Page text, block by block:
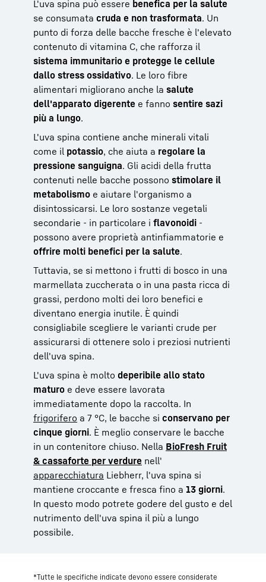
L'uva spina può essere benefica per la salute
se consumata cruda e non trasformata. Un
punto di forza delle bacche fresche è l'elevato
contenuto di vitamina C, che rafforza il
sistema immunitario e protegge le cellule
dallo stress ossidativo. Le loro fibre
alimentari migliorano anche la salute
dell'apparato digerente e fanno sentire sazi
più a lungo.
L'uva spina contiene anche minerali vitali
come il potassio, che aiuta a regolare la
pressione sanguigna. Gli acidi della frutta
contenuti nelle bacche possono stimolare il
metabolismo e aiutare l'organismo a
disintossicarsi. Le loro sostanze vegetali
secondarie - in particolare i flavonoidi -
possono avere proprietà antinfiammatorie e
offrire molti benefici per la salute.
Tuttavia, se si mettono i frutti di bosco in una
marmellata zuccherata o in una pasta ricca di
grassi, perdono molti dei loro benefici e
diventano energia inutile. È quindi
consigliabile scegliere le varianti crude per
assicurarsi di ottenere solo i preziosi nutrienti
dell'uva spina.
L'uva spina è molto deperibile allo stato
maturo e deve essere lavorata
immediatamente dopo la raccolta. In
frigorifero a 7 °C, le bacche si conservano per
cinque giorni. È meglio conservare le bacche
in un contenitore chiuso. Nella BioFresh Fruit
& cassaforte per verdure nell'
apparecchiatura Liebherr, l'uva spina si
mantiene croccante e fresca fino a 13 giorni.
In questo modo potrete godere del gusto e del
nutrimento dell'uva spina il più a lungo
possibile.
*Tutte le specifiche indicate devono essere considerate